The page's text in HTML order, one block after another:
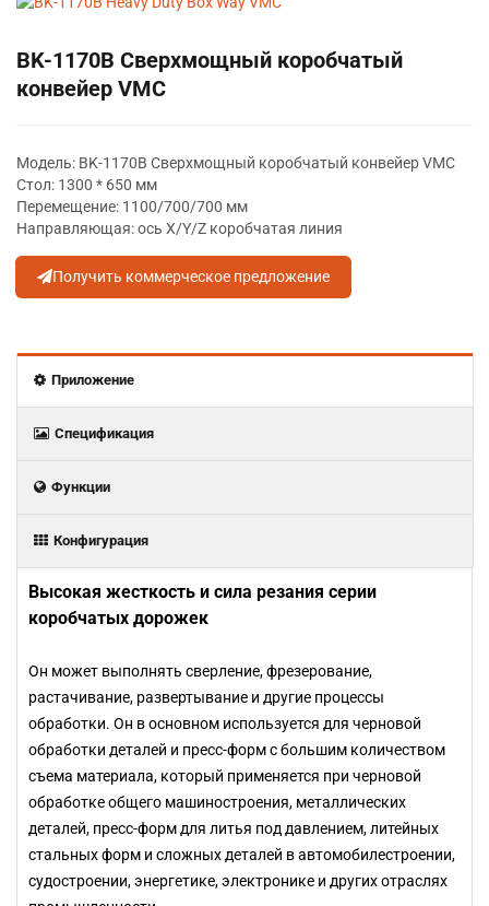
BK-1170B Сверхмощный коробчатый
конвейер VMC
Модель: BK-1170B Сверхмощный коробчатый конвейер VMC
Стол: 1300 * 650 мм
Перемещение: 1100/700/700 мм
Направляющая: ось X/Y/Z коробчатая линия
Получить коммерческое предложение
Приложение
Спецификация
Функции
Конфигурация
Высокая жесткость и сила резания серии
коробчатых дорожек
Он может выполнять сверление, фрезерование,
растачивание, развертывание и другие процессы
обработки. Он в основном используется для черновой
обработки деталей и пресс-форм с большим количеством
съема материала, который применяется при черновой
обработке общего машиностроения, металлических
деталей, пресс-форм для литья под давлением, литейных
стальных форм и сложных деталей в автомобилестроении,
судостроении, энергетике, электронике и других отраслях